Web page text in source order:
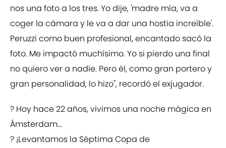
nos una foto a los tres. Yo dije, 'madre mía, va a
coger la cámara y le va a dar una hostia increíble'.
Peruzzi como buen profesional, encantado sacó la
foto. Me impactó muchísimo. Yo si pierdo una final
no quiero ver a nadie. Pero él, como gran portero y
gran personalidad, lo hizo", recordó el exjugador.
? Hoy hace 22 años, vivimos una noche mágica en
Ámsterdam...
? ¡Levantamos la Séptima Copa de